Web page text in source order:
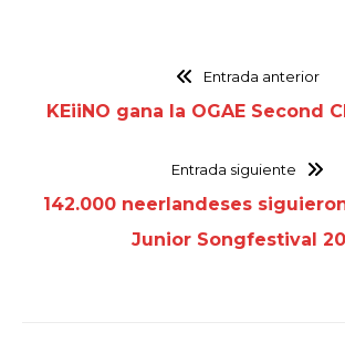
Entrada anterior
KEiiNO gana la OGAE Second
Entrada siguiente
142.000 neerlandeses
Junior Songfestival